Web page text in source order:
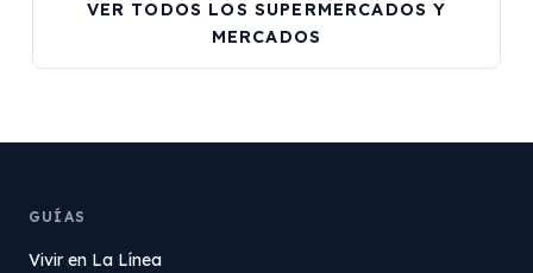
VER TODOS LOS SUPERMERCADOS Y
MERCADOS
GUÍAS
Vivir en La Línea